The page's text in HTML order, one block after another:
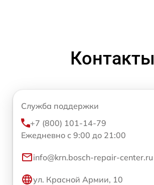
Контакты
Служба поддержки
+7 (800) 101-14-79
Ежедневно с 9:00 до 21:00
info@krn.bosch-repair-center.ru
ул. Красной Армии, 10